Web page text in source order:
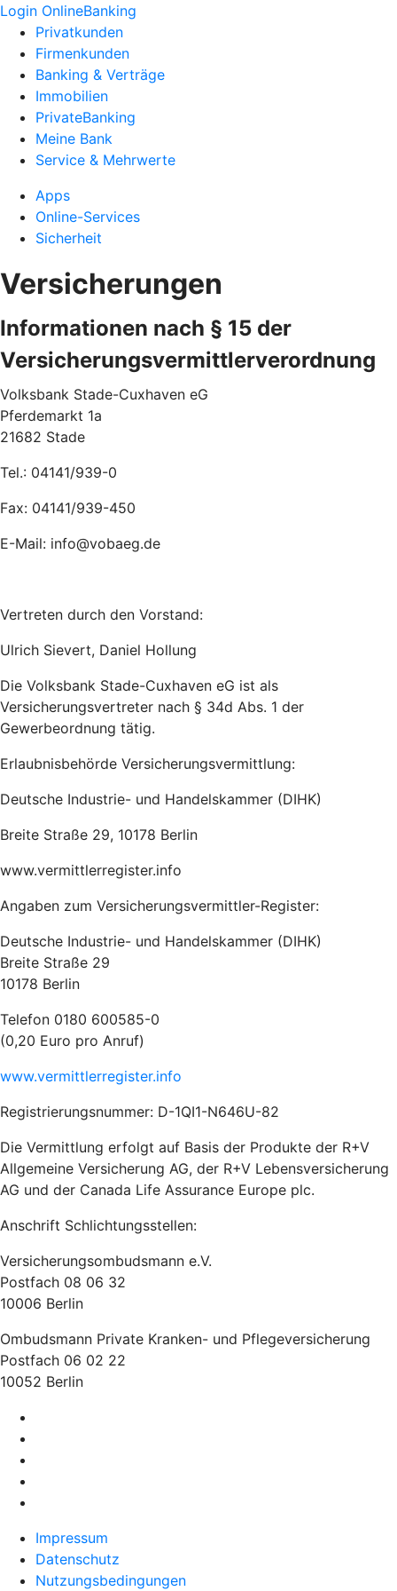
Login OnlineBanking
Privatkunden
Firmenkunden
Banking & Verträge
Immobilien
PrivateBanking
Meine Bank
Service & Mehrwerte
Apps
Online-Services
Sicherheit
Versicherungen
Informationen nach § 15 der
Versicherungsvermittlerverordnung
Volksbank Stade-Cuxhaven eG
Pferdemarkt 1a
21682 Stade
Tel.: 04141/939-0
Fax: 04141/939-450
E-Mail: info@vobaeg.de
Vertreten durch den Vorstand:
Ulrich Sievert, Daniel Hollung
Die Volksbank Stade-Cuxhaven eG ist als
Versicherungsvertreter nach § 34d Abs. 1 der
Gewerbeordnung tätig.
Erlaubnisbehörde Versicherungsvermittlung:
Deutsche Industrie- und Handelskammer (DIHK)
Breite Straße 29, 10178 Berlin
www.vermittlerregister.info
Angaben zum Versicherungsvermittler-Register:
Deutsche Industrie- und Handelskammer (DIHK)
Breite Straße 29
10178 Berlin
Telefon 0180 600585-0
(0,20 Euro pro Anruf)
www.vermittlerregister.info
Registrierungsnummer: D-1QI1-N646U-82
Die Vermittlung erfolgt auf Basis der Produkte der R+V
Allgemeine Versicherung AG, der R+V Lebensversicherung
AG und der Canada Life Assurance Europe plc.
Anschrift Schlichtungsstellen:
Versicherungsombudsmann e.V.
Postfach 08 06 32
10006 Berlin
Ombudsmann Private Kranken- und Pflegeversicherung
Postfach 06 02 22
10052 Berlin
Impressum
Datenschutz
Nutzungsbedingungen